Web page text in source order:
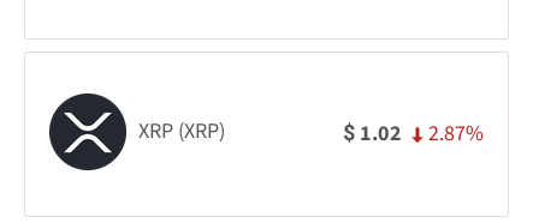
XRP (XRP) $ 1.02 2.87%